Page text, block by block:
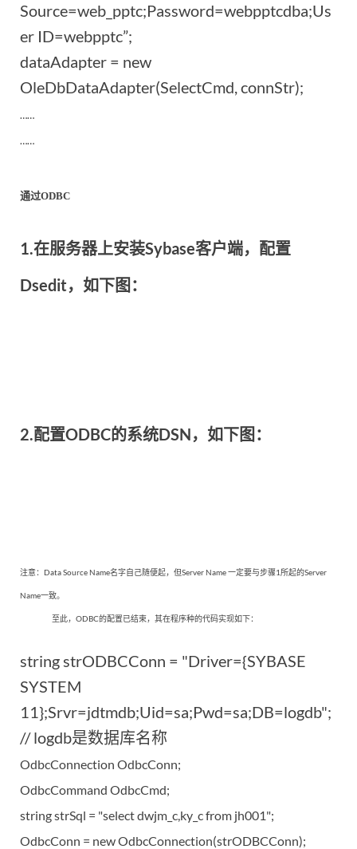
Source=web_pptc;Password=webpptcdba;Us
er ID=webpptc”;
dataAdapter = new
OleDbDataAdapter(SelectCmd, connStr);
……
……
通过ODBC
1.在服务器上安装Sybase客户端，配置
Dsedit，如下图：
2.配置ODBC的系统DSN，如下图：
注意：Data Source Name名字自己随便起，但Server Name 一定要与步骤1所起的Server
Name一致。
至此，ODBC的配置已结束，其在程序种的代码实现如下：
string strODBCConn = "Driver={SYBASE
SYSTEM
11};Srvr=jdtmdb;Uid=sa;Pwd=sa;DB=logdb";
// logdb是数据库名称
OdbcConnection OdbcConn;
OdbcCommand OdbcCmd;
string strSql = "select dwjm_c,ky_c from jh001";
OdbcConn = new OdbcConnection(strODBCConn);